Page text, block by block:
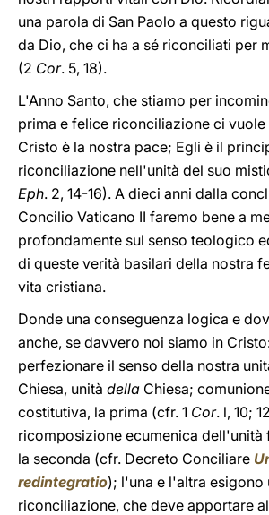
una parola di San Paolo a questo
da Dio, che ci ha a sé riconciliati per
(2 Cor. 5, 18).
L'Anno Santo, che stiamo per
prima e felice riconciliazione ci vuole
Cristo è la nostra pace; Egli è il
riconciliazione nell'unità del suo
Eph. 2, 14-16). A dieci anni dalla
Concilio Vaticano II faremo bene a
profondamente sul senso teologico
di queste verità basilari della nostra
vita cristiana.
Donde una conseguenza logica e
anche, se davvero noi siamo in
perfezionare il senso della nostra
Chiesa, unità della Chiesa;
costitutiva, la prima (cfr. 1 Cor. l, 10;
ricomposizione ecumenica dell'unità
la seconda (cfr. Decreto Conciliare
redintegratio); l'una e l'altra esigono
riconciliazione, che deve apportare